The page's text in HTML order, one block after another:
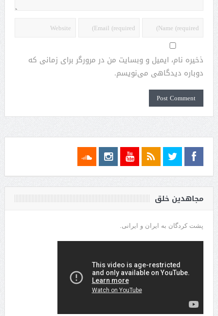
ذخیره نام، ایمیل و وبسایت من در مرورگر برای زمانی که
دوباره دیدگاهی می‌نویسم.
مجاهدین خلق
پشت کردگان به ایران و ایرانی.